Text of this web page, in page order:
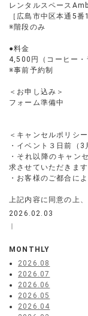
レンタルスペース
［広島市中区本通5
※階段のみ
●料金
4,500円（コーヒー・
※事前予約制
＜お申し込み＞
フォーム準備中
＜キャンセルポリシー
・イベント３日前（
・それ以降のキャン
求させていただきま
・お客様のご都合に
上記内容に同意の上
2026.02.03
MONTHLY
2026.08
2026.07
2026.06
2026.05
2026.04